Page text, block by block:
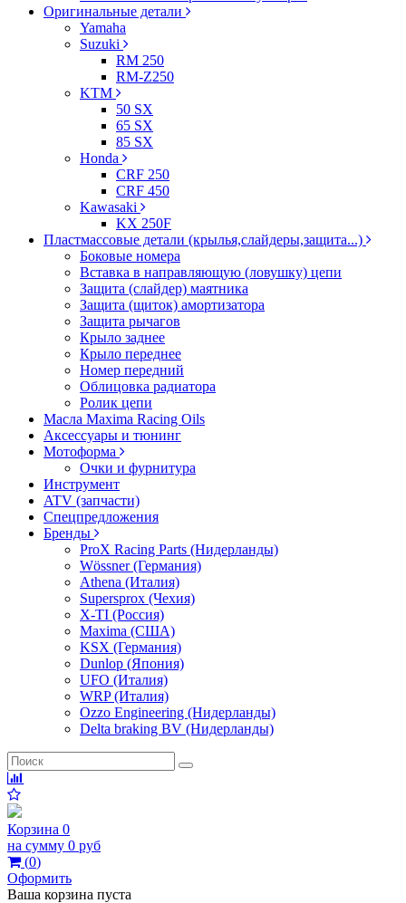
Оригинальные детали
Yamaha
Suzuki
RM 250
RM-Z250
KTM
50 SX
65 SX
85 SX
Honda
CRF 250
CRF 450
Kawasaki
KX 250F
Пластмассовые детали (крылья,слайдеры,защита...)
Боковые номера
Вставка в направляющую (ловушку) цепи
Защита (слайдер) маятника
Защита (щиток) амортизатора
Защита рычагов
Крыло заднее
Крыло переднее
Номер передний
Облицовка радиатора
Ролик цепи
Масла Maxima Racing Oils
Аксессуары и тюнинг
Мотоформа
Очки и фурнитура
Инструмент
ATV (запчасти)
Спецпредложения
Бренды
ProX Racing Parts (Нидерланды)
Wössner (Германия)
Athena (Италия)
Supersprox (Чехия)
X-TI (Россия)
Maxima (США)
KSX (Германия)
Dunlop (Япония)
UFO (Италия)
WRP (Италия)
Ozzo Engineering (Нидерланды)
Delta braking BV (Нидерланды)
Корзина 0
на сумму 0 руб
(0)
Оформить
Ваша корзина пуста